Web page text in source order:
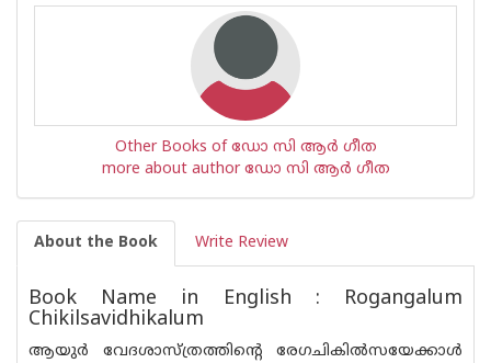
Other Books of ഡോ സി ആര്‍ ഗീത
more about author ഡോ സി ആര്‍ ഗീത
About the Book Write Review
Book Name in English : Rogangalum
Chikilsavidhikalum
ആയുര്‍ വേദശാസ്ത്രത്തിന്റെ രേഗചികില്‍സയേക്കാള്‍